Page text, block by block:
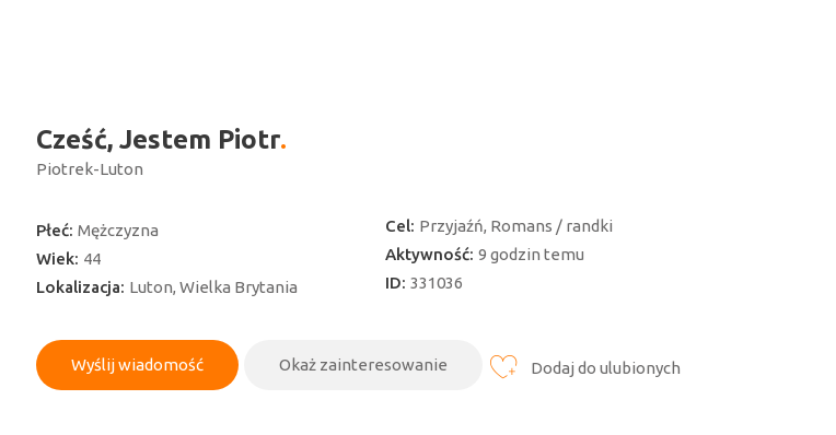
Cześć, Jestem Piotr
Piotrek-Luton
Płeć: Mężczyzna
Wiek: 44
Lokalizacja:
Luton, Wielka Brytania
Cel:
Przyjaźń, Romans / randki
Aktywność:9 godzin temu
ID:331036
Wyślij wiadomość Okaż zainteresowanie Dodaj do ulubionych